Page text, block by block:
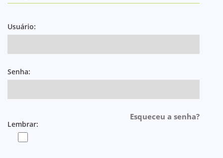
Usuário:
Senha:
Lembrar:
Esqueceu a senha?